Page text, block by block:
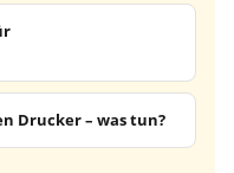
Drucker – was tun?